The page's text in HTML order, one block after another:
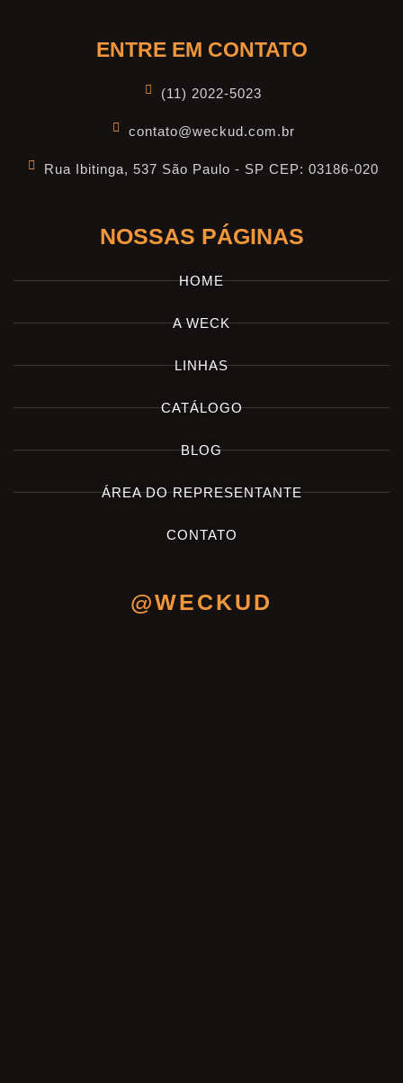
ENTRE EM CONTATO
(11) 2022-5023
contato@weckud.com.br
Rua Ibitinga, 537 São Paulo - SP CEP: 03186-020
NOSSAS PÁGINAS
HOME
A WECK
LINHAS
CATÁLOGO
BLOG
ÁREA DO REPRESENTANTE
CONTATO
@WECKUD